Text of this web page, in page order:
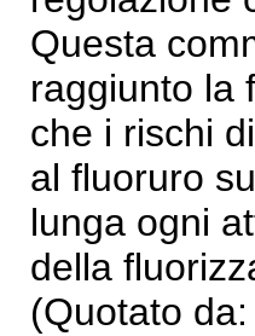
Questa
raggiunto la
che i rischi
al fluoruro
lunga ogni
della
(Quotato